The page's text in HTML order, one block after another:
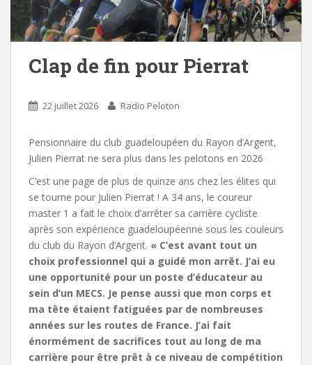
Clap de fin pour Pierrat
22 juillet 2026 Radio Peloton
Pensionnaire du club guadeloupéen du Rayon d’Argent,
Julien Pierrat ne sera plus dans les pelotons en 2026
C’est une page de plus de quinze ans chez les élites qui
se tourne pour Julien Pierrat ! A 34 ans, le coureur
master 1 a fait le choix d’arrêter sa carrière cycliste
après son expérience guadeloupéenne sous les couleurs
du club du Rayon d’Argent. « C’est avant tout un
choix professionnel qui a guidé mon arrêt. J’ai eu
une opportunité pour un poste d’éducateur au
sein d’un MECS. Je pense aussi que mon corps et
ma tête étaient fatiguées par de nombreuses
années sur les routes de France. J’ai fait
énormément de sacrifices tout au long de ma
carrière pour être prêt à ce niveau de compétition